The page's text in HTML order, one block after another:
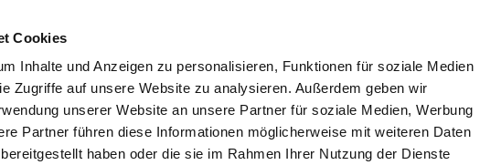
Cookies
Inhalte und Anzeigen zu personalisieren, Funktionen für soziale Medien
Zugriffe auf unsere Website zu analysieren. Außerdem geben wir
unserer Website an unsere Partner für soziale Medien, Werbung
Partner führen diese Informationen möglicherweise mit weiteren Daten
haben oder die sie im Rahmen Ihrer Nutzung der Dienste
SUCHEN TIPPS & HILFE DAS DKV STELLENBÖRSE